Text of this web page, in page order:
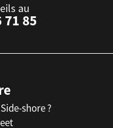
au
71 85
shore ?